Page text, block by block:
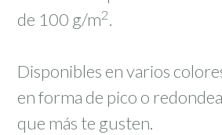
de 100 g/m2.
Disponibles en varios
en forma de pico o
que más te gusten.